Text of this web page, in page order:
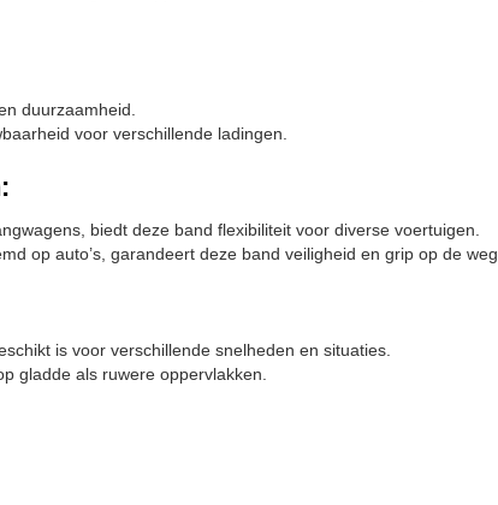
duurzaamheid.
voor verschillende ladingen.
biedt deze band flexibiliteit voor diverse voertuigen.
op auto’s, garandeert deze band veiligheid en grip op de weg.
is voor verschillende snelheden en situaties.
gladde als ruwere oppervlakken.